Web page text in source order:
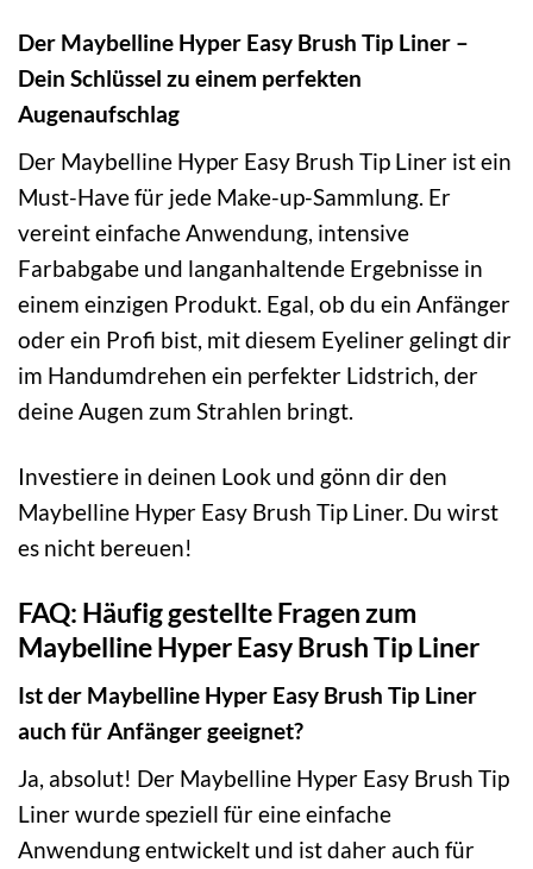
Der Maybelline Hyper Easy Brush Tip Liner –
Dein Schlüssel zu einem perfekten
Augenaufschlag
Der Maybelline Hyper Easy Brush Tip Liner ist ein
Must-Have für jede Make-up-Sammlung. Er
vereint einfache Anwendung, intensive
Farbabgabe und langanhaltende Ergebnisse in
einem einzigen Produkt. Egal, ob du ein Anfänger
oder ein Profi bist, mit diesem Eyeliner gelingt dir
im Handumdrehen ein perfekter Lidstrich, der
deine Augen zum Strahlen bringt.
Investiere in deinen Look und gönn dir den
Maybelline Hyper Easy Brush Tip Liner. Du wirst
es nicht bereuen!
FAQ: Häufig gestellte Fragen zum
Maybelline Hyper Easy Brush Tip Liner
Ist der Maybelline Hyper Easy Brush Tip Liner
auch für Anfänger geeignet?
Ja, absolut! Der Maybelline Hyper Easy Brush Tip
Liner wurde speziell für eine einfache
Anwendung entwickelt und ist daher auch für